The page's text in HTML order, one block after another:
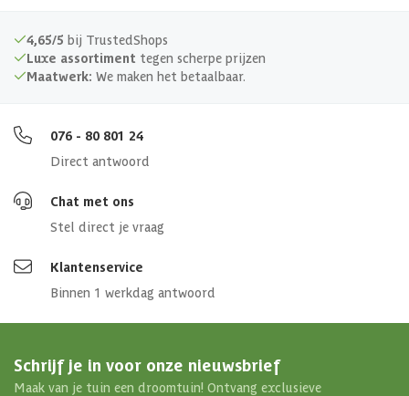
4,65/5 bij TrustedShops
Luxe assortiment tegen scherpe prijzen
Maatwerk: We maken het betaalbaar.
076 - 80 801 24
Direct antwoord
Chat met ons
Stel direct je vraag
Klantenservice
Binnen 1 werkdag antwoord
Schrijf je in voor onze nieuwsbrief
Maak van je tuin een droomtuin! Ontvang exclusieve